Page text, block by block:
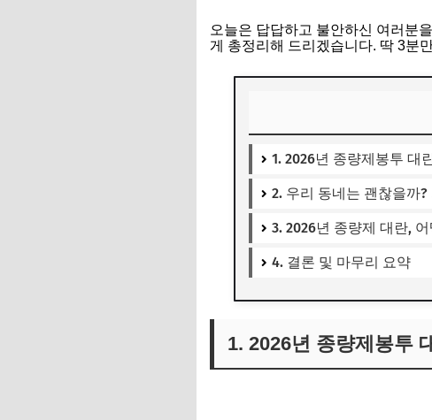
오늘은 답답하고 불안하신 여러분
게 총정리해 드리겠습니다. 딱 3분
1. 2026년 종량제봉투 대
2. 우리 동네는 괜찮을까
3. 2026년 종량제 대란,
4. 결론 및 마무리 요약
1. 2026년 종량제봉투